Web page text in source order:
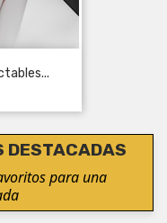
DESTACADAS
para una